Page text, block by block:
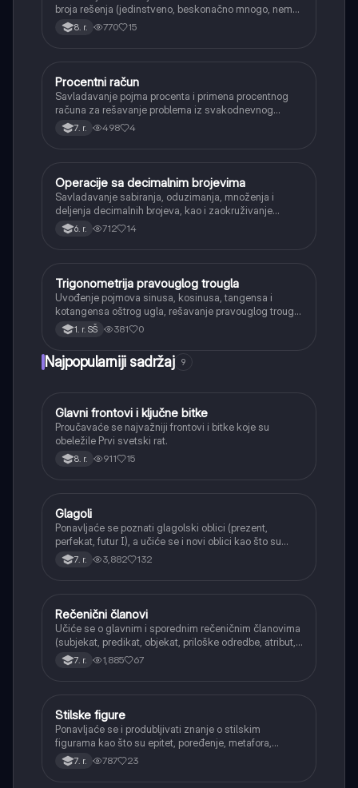
broja rešenja (jedinstveno, beskonačno mnogo, nema
rešenja).
8. r. 770 15
Matematika
Procentni račun
Savladavanje pojma procenta i primena procentnog
računa za rešavanje problema iz svakodnevnog
života, kao što su popusti, kamate i povećanja.
7. r. 498 4
Matematika
Operacije sa decimalnim brojevima
Savladavanje sabiranja, oduzimanja, množenja i
deljenja decimalnih brojeva, kao i zaokruživanje
decimalnih brojeva.
6. r. 712 14
Matematika
Trigonometrija pravouglog trougla
Uvođenje pojmova sinusa, kosinusa, tangensa i
kotangensa oštrog ugla, rešavanje pravouglog trougla
i primena osnovnih trigonometrijskih identiteta.
1. r. SŠ 381 0
Najpopularniji sadržaj 9
Istorija
Glavni frontovi i ključne bitke
Proučavaće se najvažniji frontovi i bitke koje su
obeležile Prvi svetski rat.
8. r. 911 15
Srpski jezik
Glagoli
Ponavljaće se poznati glagolski oblici (prezent,
perfekat, futur I), a učiće se i novi oblici kao što su
aorist, imperfekat, pluskvamperfekat, futur II, kao i
glagolski prilozi i pridevi.
7. r. 3,882 132
Srpski jezik
Rečenični članovi
Učiće se o glavnim i sporednim rečeničnim članovima
(subjekat, predikat, objekat, priloške odredbe, atribut,
apozicija) i njihovoj funkciji.
7. r. 1,885 67
Srpski jezik
Stilske figure
Ponavljaće se i produbljivati znanje o stilskim
figurama kao što su epitet, poređenje, metafora,
personifikacija, hiperbola, onomatopeja, aliteracija i
asonanca, razumevajući njihovu ulogu u tekstu.
7. r. 787 23